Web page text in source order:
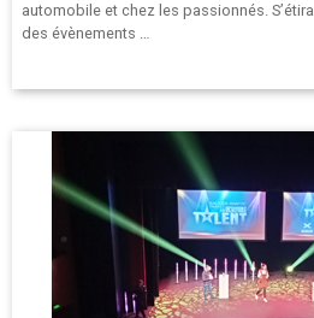
automobile et chez les passionnés.
des évènements …